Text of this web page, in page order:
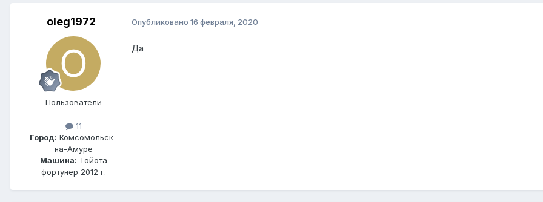
oleg1972
Пользователи
11
Город: Комсомольск-
на-Амуре
Машина: Тойота
фортунер 2012 г.
Опубликовано 16 февраля, 2020
Да